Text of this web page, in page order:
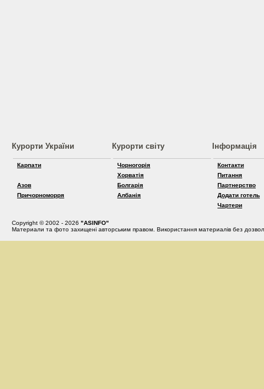
Курорти України
Карпати
Азов
Причорноморря
Курорти світу
Чорногорія
Хорватія
Болгарія
Албанія
Інформація
Контакти
Питання
Партнерство
Додати готель
Чартери
Copyright © 2002 - 2026 "ASINFO"
Материали та фото захищені авторським правом. Використання материалів без